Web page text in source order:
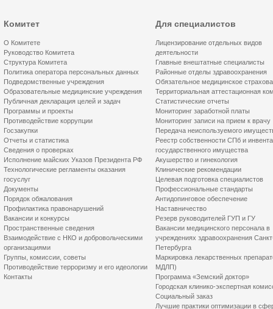
Комитет
О Комитете
Руководство Комитета
Структура Комитета
Политика оператора персональных данных
Подведомственные учреждения
Образовательные медицинские учреждения
Публичная декларация целей и задач
Программы и проекты
Противодействие коррупции
Госзакупки
Отчеты и статистика
Сведения о проверках
Исполнение майских Указов Президента РФ
Технологические регламенты оказания
госуслуг
Документы
Порядок обжалования
Профилактика правонарушений
Вакансии и конкурсы
Пространственные сведения
Взаимодействие с НКО и добровольческими
организациями
Группы, комиссии, советы
Противодействие терроризму и его идеологии
Контакты
Для специалистов
Лицензирование отдельных видов
деятельности
Главные внештатные специалисты
Районные отделы здравоохранения
Обязательное медицинское
Территориальная аттестационная
Статистические отчеты
Мониторинг заработной платы
Мониторинг записи на прием к врачу
Передача неиспользуемого
Реестр собственности СПб и
государственного имущества
Акушерство и гинекология
Клинические рекомендации
Целевая подготовка специалистов
Профессиональные стандарты
Антидопинговое обеспечение
Наставничество
Резерв руководителей ГУП и ГУ
Вакансии медицинского персонала в
учреждениях здравоохранения
Петербурга
Маркировка лекарственных
МДЛП)
Программа «Земский доктор»
Городская клинико-экспертная
Социальный заказ
Лучшие практики оптимизации в